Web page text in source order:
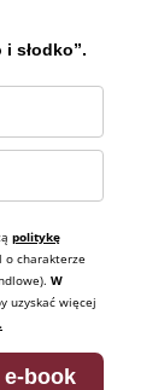
i słodko”.
politykę
o charakterze
W
uzyskać więcej
e-book